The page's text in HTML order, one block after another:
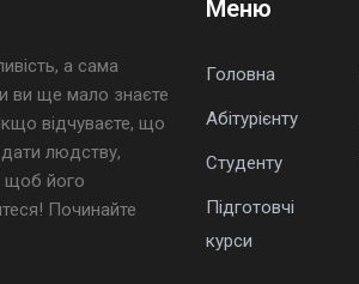
а сама
ви ще мало знаєте
відчуваєте, що
людству,
щоб його
Починайте
Меню
Головна
Абітурієнту
Студенту
Підготовчі
курси